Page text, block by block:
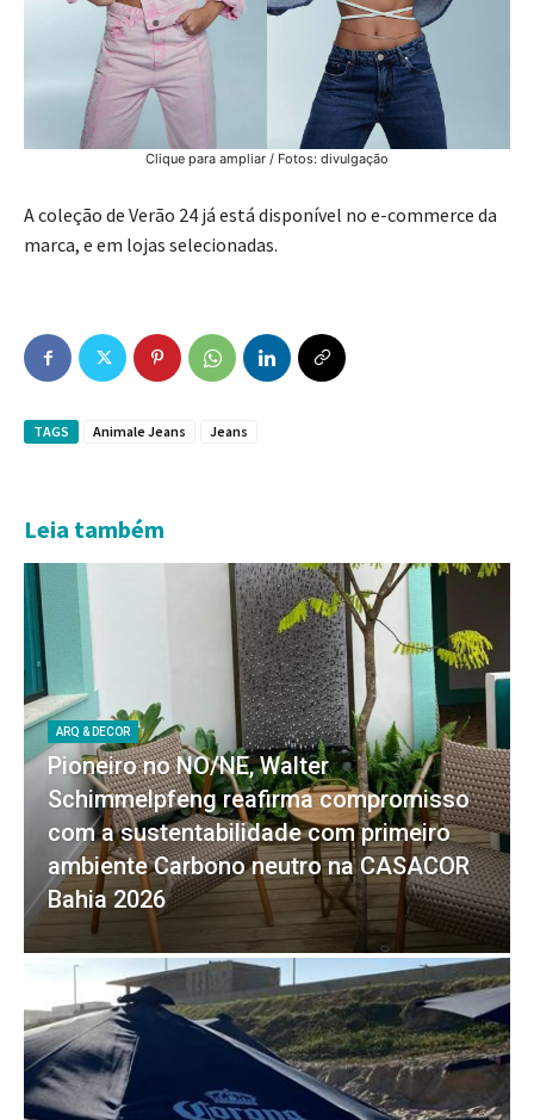
Clique para ampliar / Fotos: divulgação
A coleção de Verão 24 já está disponível no e-commerce da
marca, e em lojas selecionadas.
TAGS Animale Jeans Jeans
Leia também
ARQ & DECOR
Pioneiro no NO/NE, Walter
Schimmelpfeng reafirma compromisso
com a sustentabilidade com primeiro
ambiente Carbono neutro na CASACOR
Bahia 2026